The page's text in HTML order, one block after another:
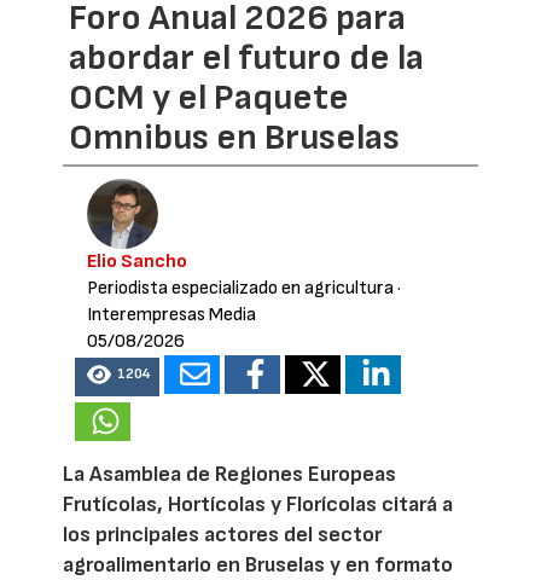
Foro Anual 2026 para
abordar el futuro de la
OCM y el Paquete
Omnibus en Bruselas
Elio Sancho
Periodista especializado en agricultura·
Interempresas Media
05/08/2026
1204
La Asamblea de Regiones Europeas
Frutícolas, Hortícolas y Florícolas citará a
los principales actores del sector
agroalimentario en Bruselas y en formato